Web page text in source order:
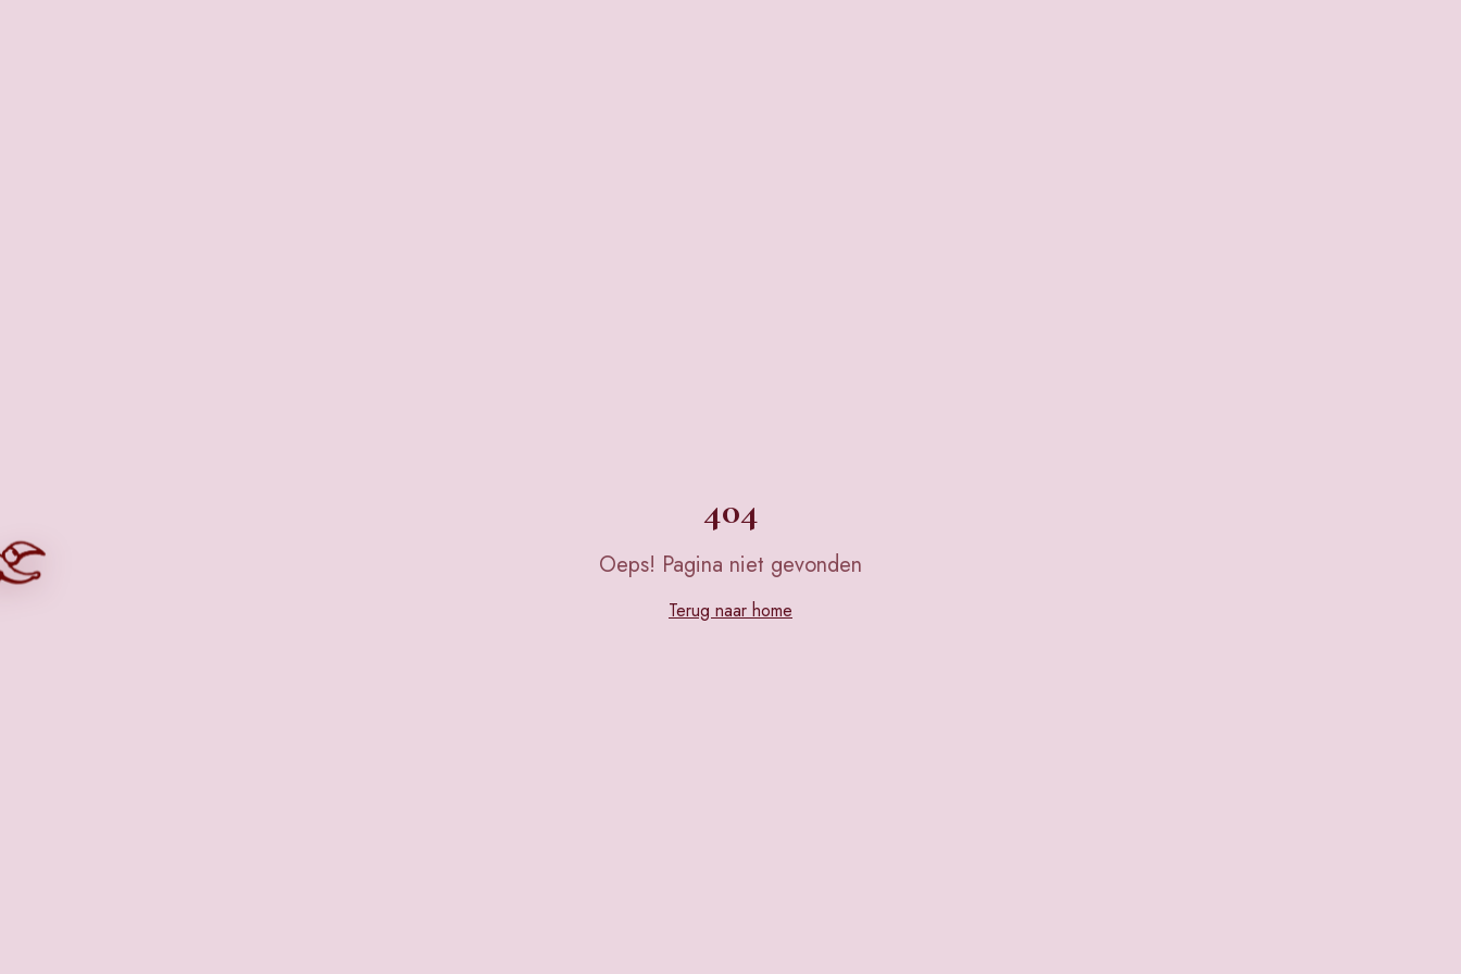
404
Oeps! Pagina niet gevonden
Terug naar home